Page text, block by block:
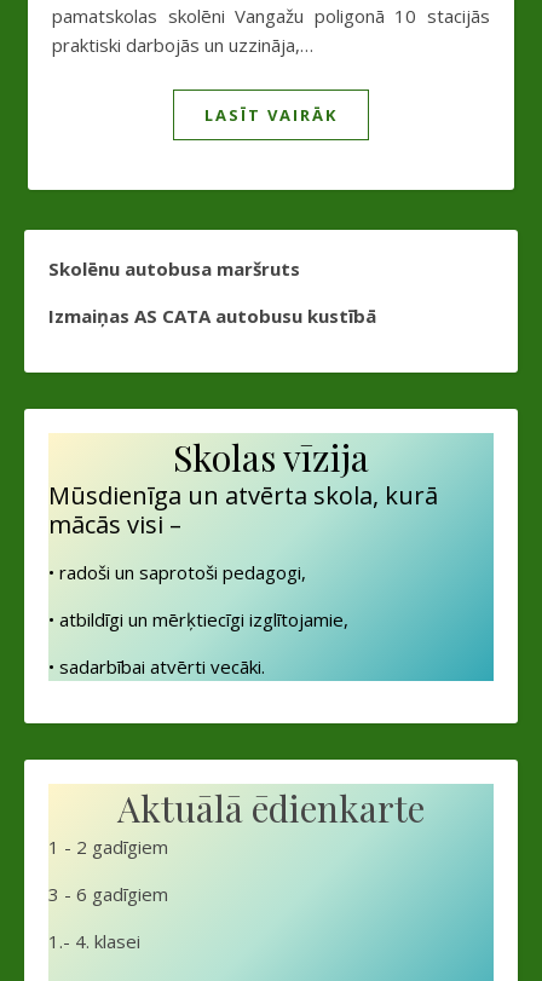
pamatskolas skolēni Vangažu poligonā 10 stacijās
praktiski darbojās un uzzināja,…
LASĪT VAIRĀK
Skolēnu autobusa maršruts
Izmaiņas AS CATA autobusu kustībā
Skolas vīzija
Mūsdienīga un atvērta skola, kurā
mācās visi –
• radoši un saprotoši pedagogi,
• atbildīgi un mērķtiecīgi izglītojamie,
• sadarbībai atvērti vecāki.
Aktuālā ēdienkarte
1 - 2 gadīgiem
3 - 6 gadīgiem
1.- 4. klasei